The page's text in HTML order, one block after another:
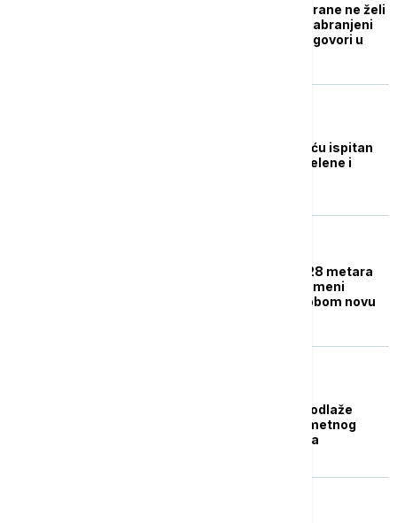
Nemački ministar odbrane ne želi
"bezbednosni rizik": Zabranjeni
privatni telefonski razgovori u
Na suđenju Marjanoviću ispitan
veštak o telefonima Jelene i
Pogled u ekran znači 28 metara
vožnje naslepo: Savremeni
automobili nose sa sobom novu
Trampova kompanija odlaže
lansiranje zlatnog pametnog
telefona od 499 dolara